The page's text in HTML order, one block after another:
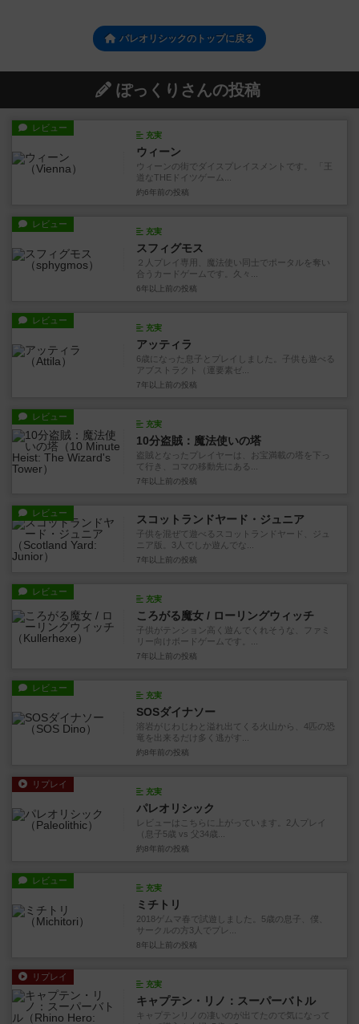
パレオリシックのトップに戻る
ぽっくりさんの投稿
レビュー
充実
ウィーン
ウィーンの街でダイスプレイスメントです。 「王
道なTHEドイツゲーム...
約6年前 の投稿
レビュー
充実
スフィグモス
２人プレイ専用、魔法使い同士でポータルを奪い
合うカードゲームです。久々...
6年以上前 の投稿
レビュー
充実
アッティラ
6歳になった息子とプレイしました。子供も遊べる
アブストラクト（運要素ゼ...
7年以上前 の投稿
レビュー
充実
10分盗賊：魔法使いの塔
盗賊となったプレイヤーは、お宝満載の塔を下っ
て行き、コマの移動先にある...
7年以上前 の投稿
レビュー スコットランドヤード・ジュニア
子供を混ぜて遊べるスコットランドヤード、ジュ
ニア版。3人でしか遊んでな...
7年以上前 の投稿
レビュー
充実
ころがる魔女 / ローリングウィッチ
子供がテンション高く遊んでくれそうな、ファミ
リー向けボードゲームです。...
7年以上前 の投稿
レビュー
充実
SOSダイナソー
溶岩がじわじわと溢れ出てくる火山から、4匹の恐
竜を出来るだけ多く逃がす...
約8年前 の投稿
リプレイ
充実
パレオリシック
レビューはこちらに上がっています。2人プレイ
（息子5歳 vs 父34歳...
約8年前 の投稿
レビュー
充実
ミチトリ
2018ゲムマ春で試遊しました。5歳の息子、僕、
サークルの方3人でプレ...
8年以上前 の投稿
リプレイ
充実
キャプテン・リノ：スーパーバトル
キャプテンリノの凄いのが出てたので気になって